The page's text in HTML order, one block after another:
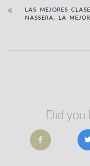
LAS MEJORES
NASSERA, LA
Did you